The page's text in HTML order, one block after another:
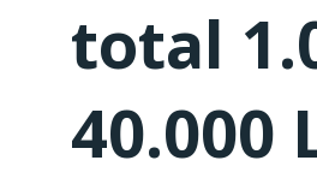
total
40.000